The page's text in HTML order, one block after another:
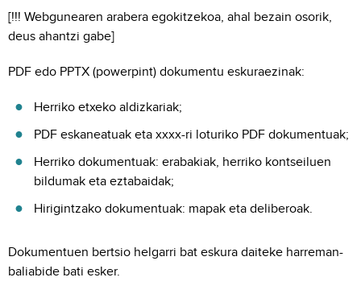
[!!! Webgunearen arabera egokitzekoa, ahal bezain osorik,
deus ahantzi gabe]
PDF edo PPTX (powerpint) dokumentu eskuraezinak:
Herriko etxeko aldizkariak;
PDF eskaneatuak eta xxxx-ri loturiko PDF dokumentuak;
Herriko dokumentuak: erabakiak, herriko kontseiluen
bildumak eta eztabaidak;
Hirigintzako dokumentuak: mapak eta deliberoak.
Dokumentuen bertsio helgarri bat eskura daiteke harreman-
baliabide bati esker.